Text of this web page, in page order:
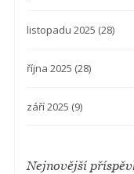
listopadu 2025 (28)
října 2025 (28)
září 2025 (9)
Nejnovější